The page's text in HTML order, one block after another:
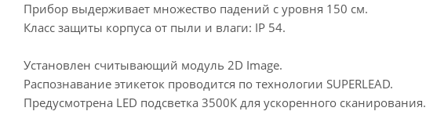
Прибор выдерживает множество падений с уровня 150 см.
Класс защиты корпуса от пыли и влаги: IP 54.
Установлен считывающий модуль 2D Image.
Распознавание этикеток проводится по технологии SUPERLEAD.
Предусмотрена LED подсветка 3500К для ускоренного сканирования.